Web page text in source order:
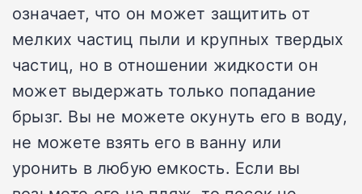
означает, что он может защитить от
мелких частиц пыли и крупных твердых
частиц, но в отношении жидкости он
может выдержать только попадание
брызг. Вы не можете окунуть его в воду,
не можете взять его в ванну или
уронить в любую емкость. Если вы